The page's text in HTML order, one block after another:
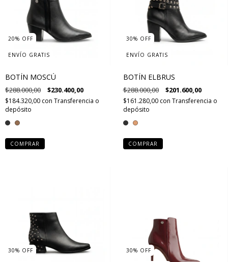
20% OFF
ENVÍO GRATIS
BOTÍN MOSCÚ
$288.000,00 $230.400,00
$184.320,00 con Transferencia o
depósito
COMPRAR
30% OFF
ENVÍO GRATIS
BOTÍN ELBRUS
$288.000,00 $201.600,00
$161.280,00 con Transferencia o
depósito
COMPRAR
30% OFF 30% OFF